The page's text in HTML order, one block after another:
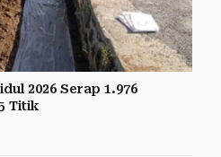
2026 Serap 1.976
Titik